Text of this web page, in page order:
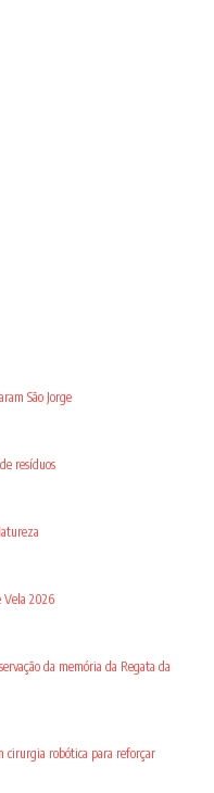
São Jorge
resíduos
Vela 2026
da memória da Regata da
cirurgia robótica para reforçar